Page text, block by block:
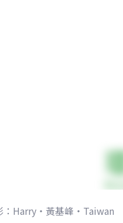
：Harry‧黃基峰‧Taiwan